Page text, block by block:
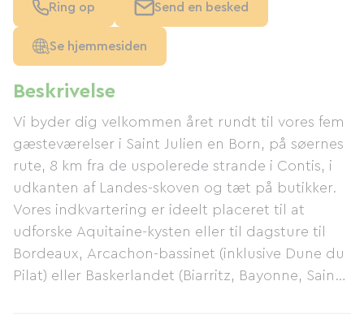
Beskrivelse
Vi byder dig velkommen året rundt til vores fem
gæsteværelser i Saint Julien en Born, på søernes
rute, 8 km fra de uspolerede strande i Contis, i
udkanten af ​​Landes-skoven og tæt på butikker.
Vores indkvartering er ideelt placeret til at
udforske Aquitaine-kysten eller til dagsture til
Bordeaux, Arcachon-bassinet (inklusive Dune du
Pilat) eller Baskerlandet (Biarritz, Bayonne, Saint-
Ring op Send en besked
Se hjemmesiden